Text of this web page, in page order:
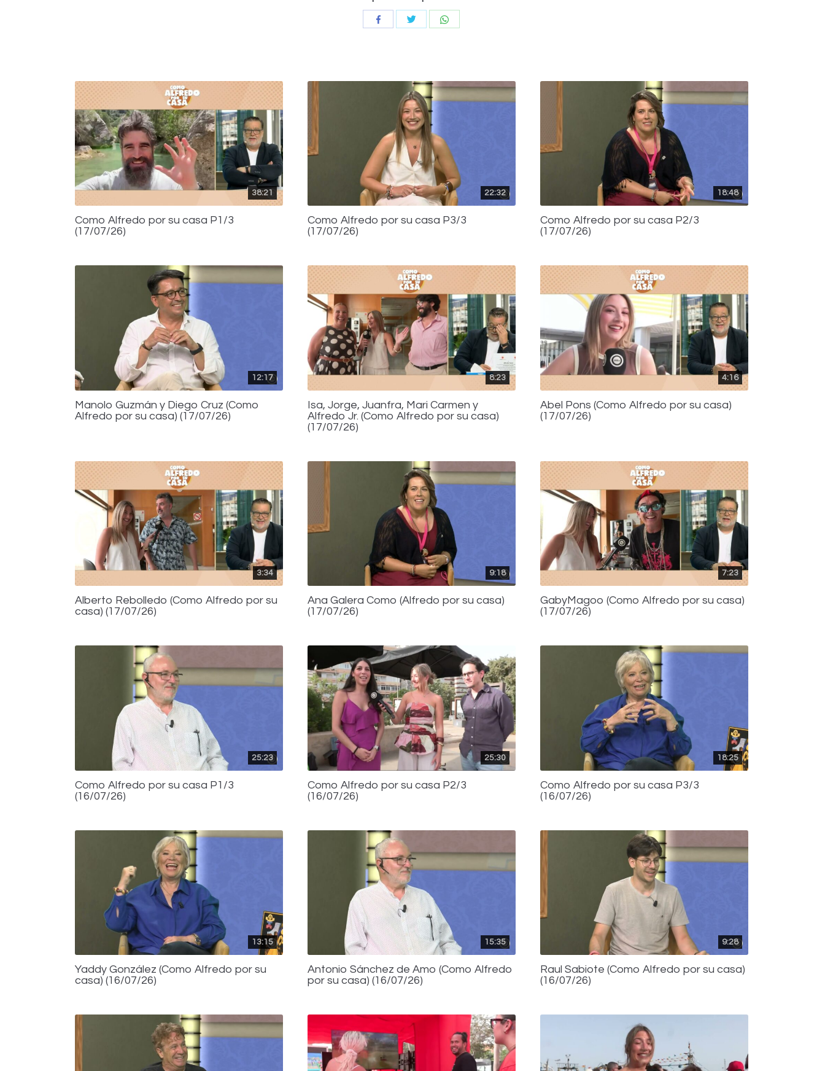
CompartirCompartir
38:21
Como Alfredo por su casa P1/3
(17/07/26)
22:32
Como Alfredo por su casa P3/3
(17/07/26)
18:48
Como Alfredo por su casa P2/3
(17/07/26)
12:17
Manolo Guzmán y Diego Cruz (Como
Alfredo por su casa) (17/07/26)
8:23
Isa, Jorge, Juanfra, Mari Carmen y
Alfredo Jr. (Como Alfredo por su casa)
(17/07/26)
4:16
Abel Pons (Como Alfredo por su casa)
(17/07/26)
3:34
Alberto Rebolledo (Como Alfredo por su
casa) (17/07/26)
9:18
Ana Galera Como (Alfredo por su casa)
(17/07/26)
7:23
GabyMagoo (Como Alfredo por su casa)
(17/07/26)
25:23
Como Alfredo por su casa P1/3
(16/07/26)
25:30
Como Alfredo por su casa P2/3
(16/07/26)
18:25
Como Alfredo por su casa P3/3
(16/07/26)
13:15
Yaddy González (Como Alfredo por su
casa) (16/07/26)
15:35
Antonio Sánchez de Amo (Como Alfredo
por su casa) (16/07/26)
9:28
Raul Sabiote (Como Alfredo por su casa)
(16/07/26)